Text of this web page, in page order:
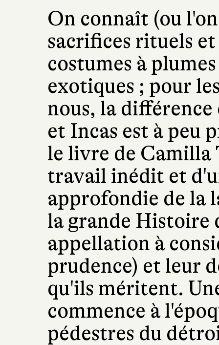
On connaît (ou
sacrifices rituels
costumes à
exotiques ; pour
nous, la
et Incas est à peu
le livre de Camilla
travail inédit et
approfondie de la
la grande Histoire
appellation à
prudence) et leur
qu'ils méritent.
commence à
pédestres du